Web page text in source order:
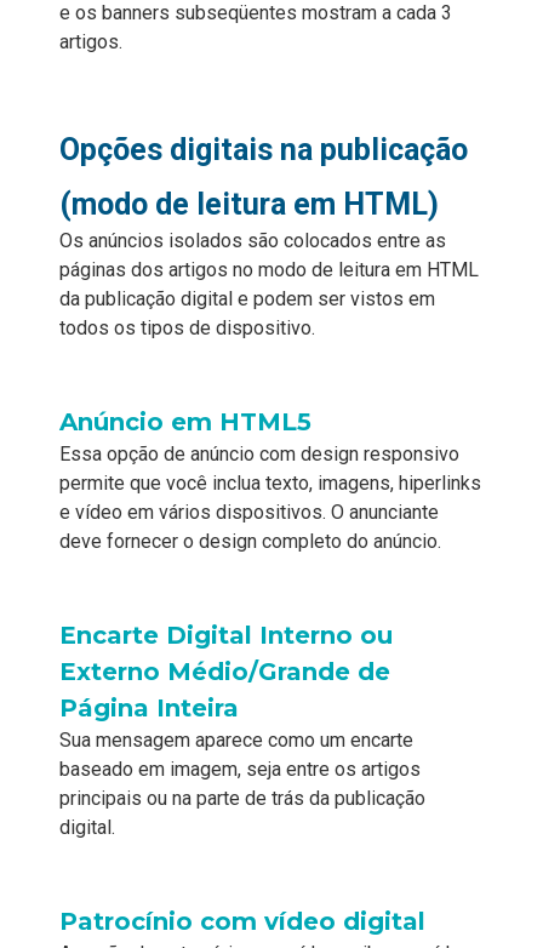
e os banners subseqüentes mostram a cada 3
artigos.
Opções digitais na publicação
(modo de leitura em HTML)
Os anúncios isolados são colocados entre as
páginas dos artigos no modo de leitura em HTML
da publicação digital e podem ser vistos em
todos os tipos de dispositivo.
Anúncio em HTML5
Essa opção de anúncio com design responsivo
permite que você inclua texto, imagens, hiperlinks
e vídeo em vários dispositivos. O anunciante
deve fornecer o design completo do anúncio.
Encarte Digital Interno ou
Externo Médio/Grande de
Página Inteira
Sua mensagem aparece como um encarte
baseado em imagem, seja entre os artigos
principais ou na parte de trás da publicação
digital.
Patrocínio com vídeo digital